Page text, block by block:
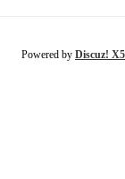
Powered by Discuz!